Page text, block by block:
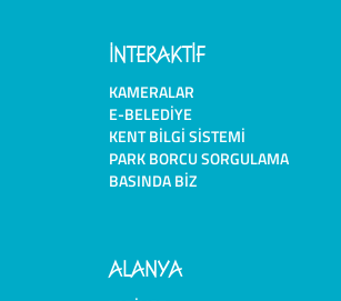
İNTERAKTİF
KAMERALAR
E-BELEDIYE
KENT BILGI SISTEMI
PARK BORCU SORGULAMA
BASINDA BIZ
ALANYA